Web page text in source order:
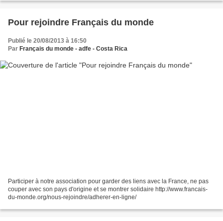
Pour rejoindre Français du monde
Publié le 20/08/2013 à 16:50
Par Français du monde - adfe - Costa Rica
Participer à notre association pour garder des liens avec la France, ne pas
couper avec son pays d'origine et se montrer solidaire http://www.francais-
du-monde.org/nous-rejoindre/adherer-en-ligne/